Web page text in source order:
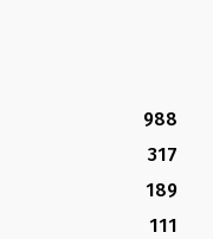
988
317
189
111